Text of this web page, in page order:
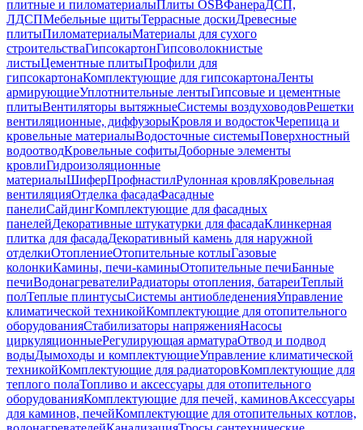
плитные и пиломатериалыПлиты OSBФанераДСП,
ЛДСПМебельные щитыТеррасные доскиДревесные
плитыПиломатериалыМатериалы для сухого
строительстваГипсокартонГипсоволокнистые
листыЦементные плитыПрофили для
гипсокартонаКомплектующие для гипсокартонаЛенты
армирующиеУплотнительные лентыГипсовые и цементные
плитыВентиляторы вытяжныеСистемы воздуховодовРешетки
вентиляционные, диффузорыКровля и водостокЧерепица и
кровельные материалыВодосточные системыПоверхностный
водоотводКровельные софитыДоборные элементы
кровлиГидроизоляционные
материалыШиферПрофнастилРулонная кровляКровельная
вентиляцияОтделка фасадаФасадные
панелиСайдингКомплектующие для фасадных
панелейДекоративные штукатурки для фасадаКлинкерная
плитка для фасадаДекоративный камень для наружной
отделкиОтоплениеОтопительные котлыГазовые
колонкиКамины, печи-каминыОтопительные печиБанные
печиВодонагревателиРадиаторы отопления, батареиТеплый
полТеплые плинтусыСистемы антиобледененияУправление
климатической техникойКомплектующие для отопительного
оборудованияСтабилизаторы напряженияНасосы
циркуляционныеРегулирующая арматураОтвод и подвод
водыДымоходы и комплектующиеУправление климатической
техникойКомплектующие для радиаторовКомплектующие для
теплого полаТопливо и аксессуары для отопительного
оборудованияКомплектующие для печей, каминовАксессуары
для каминов, печейКомплектующие для отопительных котлов,